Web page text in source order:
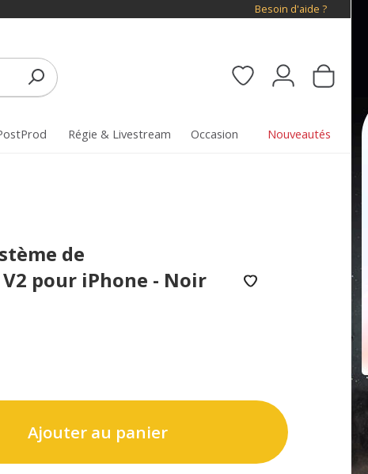
Besoin d'aide ?
Régie & Livestream Occasion Nouveautés
de
pour iPhone - Noir
Ajouter au panier